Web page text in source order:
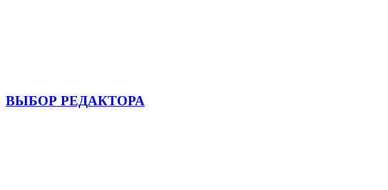
ВЫБОР РЕДАКТОРА